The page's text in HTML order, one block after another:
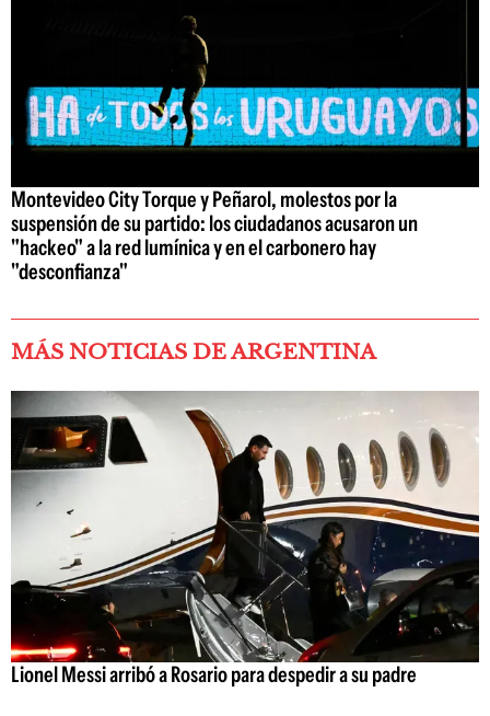
Montevideo City Torque y Peñarol, molestos por la
suspensión de su partido: los ciudadanos acusaron un
"hackeo" a la red lumínica y en el carbonero hay
"desconfianza"
MÁS NOTICIAS DE ARGENTINA
Lionel Messi arribó a Rosario para despedir a su padre